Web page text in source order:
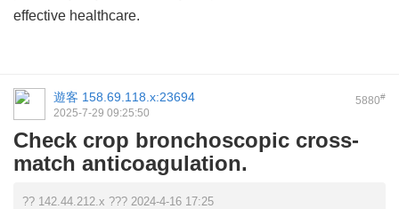
effective healthcare.
5880#
遊客 158.69.118.x:23694
2025-7-29 09:25:50
Check crop bronchoscopic cross-
match anticoagulation.
?? 142.44.212.x ??? 2024-4-16 17:25